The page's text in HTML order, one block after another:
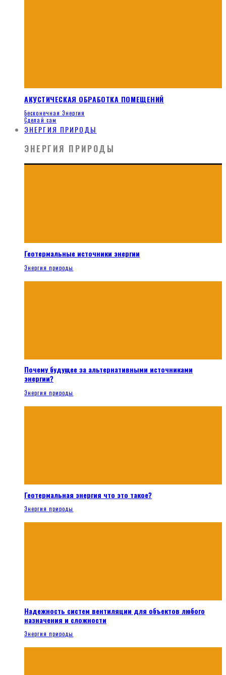
АКУСТИЧЕСКАЯ ОБРАБОТКА ПОМЕЩЕНИЙ
Бесконечная Энергия
Сделай сам
ЭНЕРГИЯ ПРИРОДЫ
ЭНЕРГИЯ ПРИРОДЫ
Геотермальные источники энергии
Энергия природы
Почему будущее за альтернативными источниками
энергии?
Энергия природы
Геотермальная энергия что это такое?
Энергия природы
Надежность систем вентиляции для объектов любого
назначения и сложности
Энергия природы